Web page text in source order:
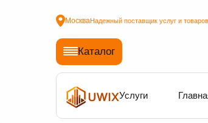
МоскваНадежный поставщик услуг и
Каталог
Услуги